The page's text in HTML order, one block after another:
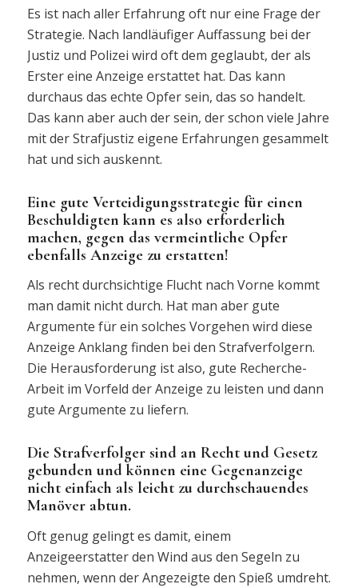
Es ist nach aller Erfahrung oft nur eine Frage der
Strategie. Nach landläufiger Auffassung bei der
Justiz und Polizei wird oft dem geglaubt, der als
Erster eine Anzeige erstattet hat. Das kann
durchaus das echte Opfer sein, das so handelt.
Das kann aber auch der sein, der schon viele Jahre
mit der Strafjustiz eigene Erfahrungen gesammelt
hat und sich auskennt.
Eine gute Verteidigungsstrategie für einen
Beschuldigten kann es also erforderlich
machen, gegen das vermeintliche Opfer
ebenfalls Anzeige zu erstatten!
Als recht durchsichtige Flucht nach Vorne kommt
man damit nicht durch. Hat man aber gute
Argumente für ein solches Vorgehen wird diese
Anzeige Anklang finden bei den Strafverfolgern.
Die Herausforderung ist also, gute Recherche-
Arbeit im Vorfeld der Anzeige zu leisten und dann
gute Argumente zu liefern.
Die Strafverfolger sind an Recht und Gesetz
gebunden und können eine Gegenanzeige
nicht einfach als leicht zu durchschauendes
Manöver abtun.
Oft genug gelingt es damit, einem
Anzeigeerstatter den Wind aus den Segeln zu
nehmen, wenn der Angezeigte den Spieß umdreht.